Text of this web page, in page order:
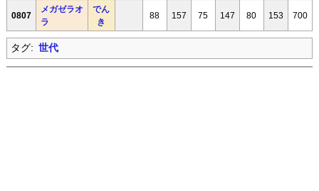
0807
メガゼラオ
ラ
でん
き
88 157 75 147 80 153 700
タグ: 世代